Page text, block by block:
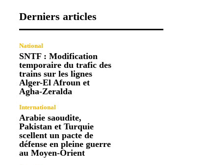
Derniers articles
National
SNTF : Modification
temporaire du trafic des
trains sur les lignes
Alger-El Afroun et
Agha-Zeralda
International
Arabie saoudite,
Pakistan et Turquie
scellent un pacte de
défense en pleine guerre
au Moyen-Orient